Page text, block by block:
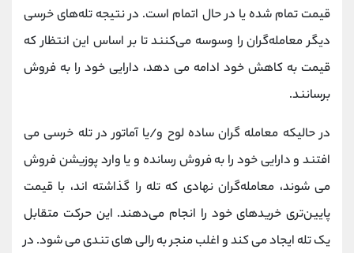
قیمت تمام شده یا در حال اتمام است. در نتیجه تله‌های خرسی
دیگر معامله‌گران را وسوسه می‌کنند تا بر اساس این انتظار که
قیمت به کاهش خود ادامه می دهد، دارایی خود را به فروش
برسانند.
در حالیکه معامله گران ساده لوح و/یا آماتور در تله خرسی می
افتند و دارایی خود را به فروش رسانده و یا وارد پوزیشن فروش
می شوند، معامله‌گران نهادی که تله را گذاشته اند، با قیمت
پایین‌تری خریدهای خود را انجام می‌دهند. این حرکت متقابل
یک تله ایجاد می کند و اغلب منجر به رالی های تندی می شود. در